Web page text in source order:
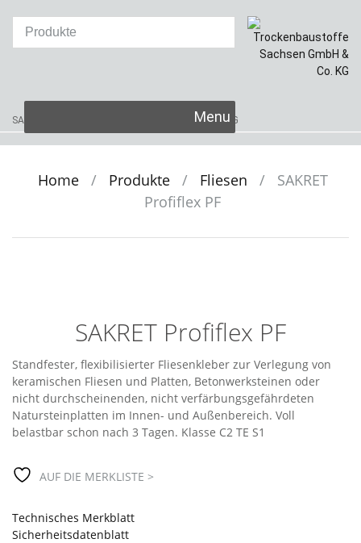
SAKRET Trockenbaustoffe Sachsen GmbH & Co. KG
to
Home / Produkte / Fliesen /
SAKRET
Profiflex PF
SAKRET Profiflex PF
Standfester, flexibilisierter Fliesenkleber zur Verlegung von
keramischen Fliesen und Platten, Betonwerksteinen oder
nicht durchscheinenden, nicht verfärbungsgefährdeten
Natursteinplatten im Innen- und Außenbereich. Voll
belastbar schon nach 3 Tagen. Klasse C2 TE S1
AUF DIE MERKLISTE >
Technisches Merkblatt
Sicherheitsdatenblatt